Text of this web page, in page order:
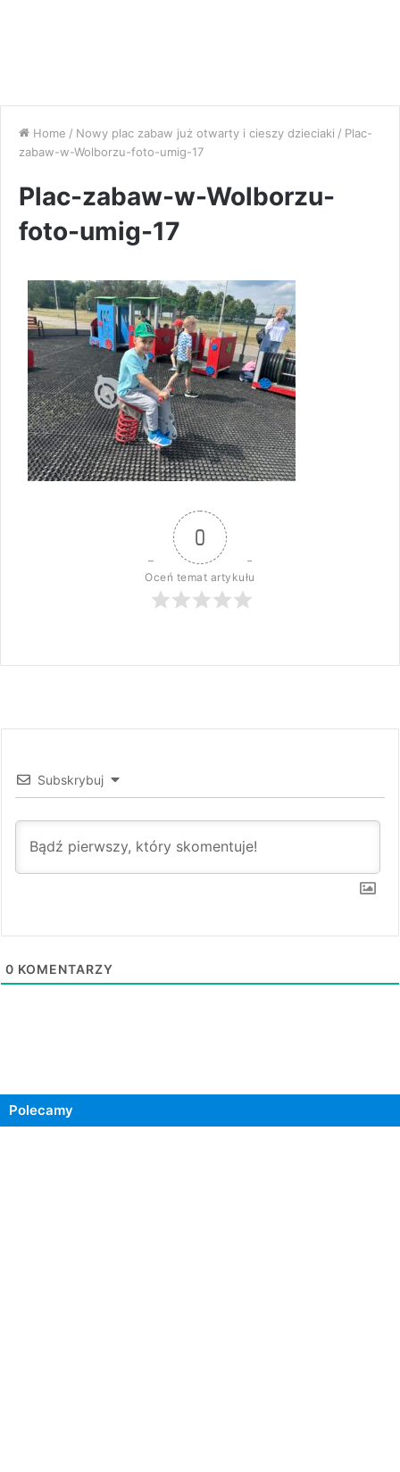
Home / Nowy plac zabaw już otwarty i cieszy dzieciaki / Plac-
zabaw-w-Wolborzu-foto-umig-17
Plac-zabaw-w-Wolborzu-
foto-umig-17
0
Oceń temat artykułu
Subskrybuj
0 KOMENTARZY
Polecamy